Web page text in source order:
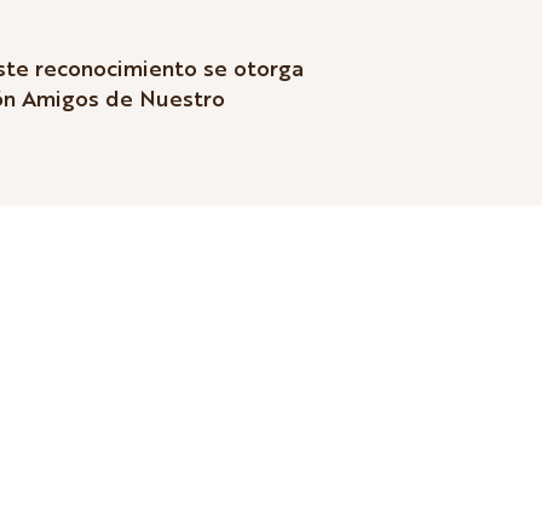
reconocimiento se otorga
Amigos de Nuestro